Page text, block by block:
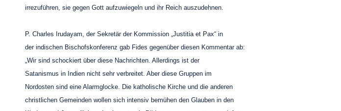
irrezuführen, sie gegen Gott aufzuwiegeln und ihr Reich auszudehnen.
P. Charles Irudayam, der Sekretär der Kommission „Justitia et Pax“ in
der indischen Bischofskonferenz gab Fides gegenüber diesen Kommentar ab:
„Wir sind schockiert über diese Nachrichten. Allerdings ist der
Satanismus in Indien nicht sehr verbreitet. Aber diese Gruppen im
Nordosten sind eine Alarmglocke. Die katholische Kirche und die anderen
christlichen Gemeinden wollen sich intensiv bemühen den Glauben in den